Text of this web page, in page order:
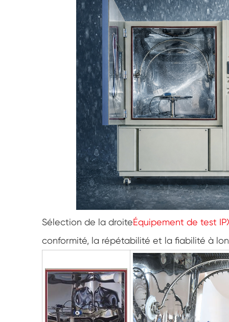
Sélection de la droiteÉquipement de test
conformité, la répétabilité et la fiabilité à